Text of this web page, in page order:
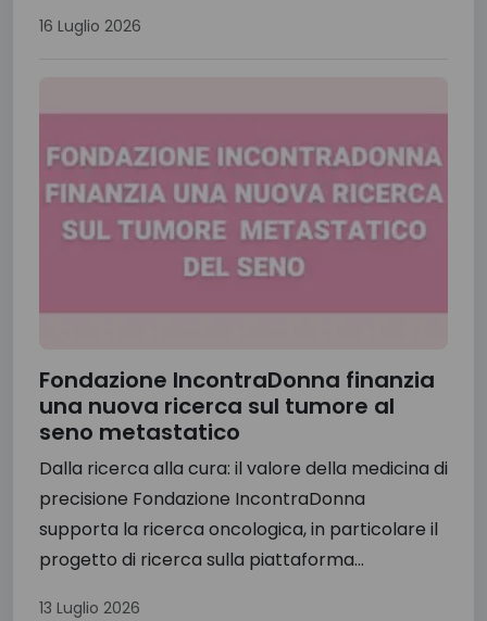
16 Luglio 2026
Fondazione IncontraDonna finanzia
una nuova ricerca sul tumore al
seno metastatico
Dalla ricerca alla cura: il valore della medicina di
precisione Fondazione IncontraDonna
supporta la ricerca oncologica, in particolare il
progetto di ricerca sulla piattaforma...
13 Luglio 2026